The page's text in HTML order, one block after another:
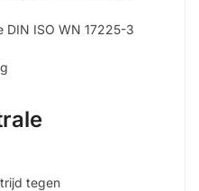
DIN ISO WN 17225-3
tegen